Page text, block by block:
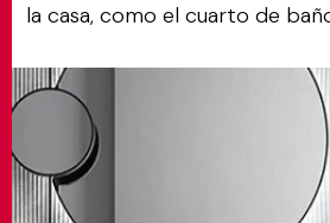
la casa, como el cuarto de